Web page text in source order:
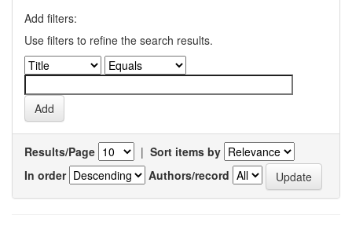
Add filters:
Use filters to refine the search results.
Results/Page | Sort items by
In order
Authors/record